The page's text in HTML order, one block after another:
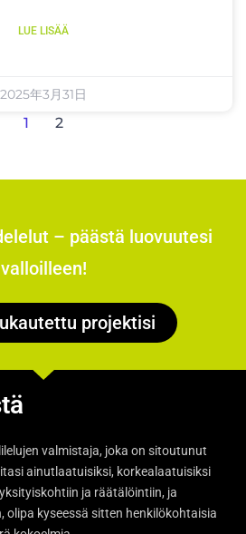
LUE LISÄÄ
2025年3月31日
1 2
– päästä luovuutesi
valloilleen!
projektisi
valmistaja, joka on sitoutunut
ainutlaatuisiksi, korkealaatuisiksi
ja räätälöintiin, ja
olipa kyseessä sitten henkilökohtaisia